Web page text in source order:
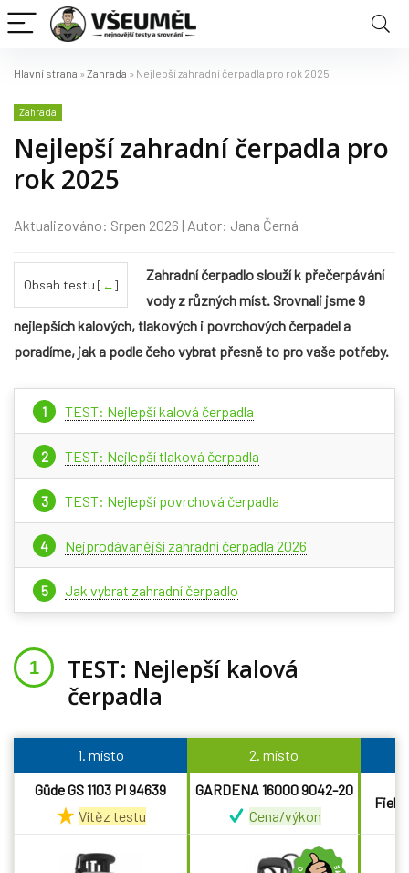
Hlavní strana » Zahrada » Nejlepší zahradní čerpadla pro rok 2025
Zahrada
Nejlepší zahradní čerpadla pro
rok 2025
Aktualizováno: Srpen 2026 | Autor: Jana Černá
Obsah testu [ ←]
Zahradní čerpadlo slouží k přečerpávání
vody z různých míst. Srovnali jsme 9
nejlepších kalových, tlakových i povrchových čerpadel a
poradíme, jak a podle čeho vybrat přesně to pro vaše potřeby.
TEST: Nejlepší kalová čerpadla
TEST: Nejlepší tlaková čerpadla
TEST: Nejlepší povrchová čerpadla
Nejprodávanější zahradní čerpadla 2026
Jak vybrat zahradní čerpadlo
TEST: Nejlepší kalová
čerpadla
1. místo
2. místo
Güde GS 1103 Pl 94639
Vítěz testu
GARDENA 16000 9042-20
Cena/výkon